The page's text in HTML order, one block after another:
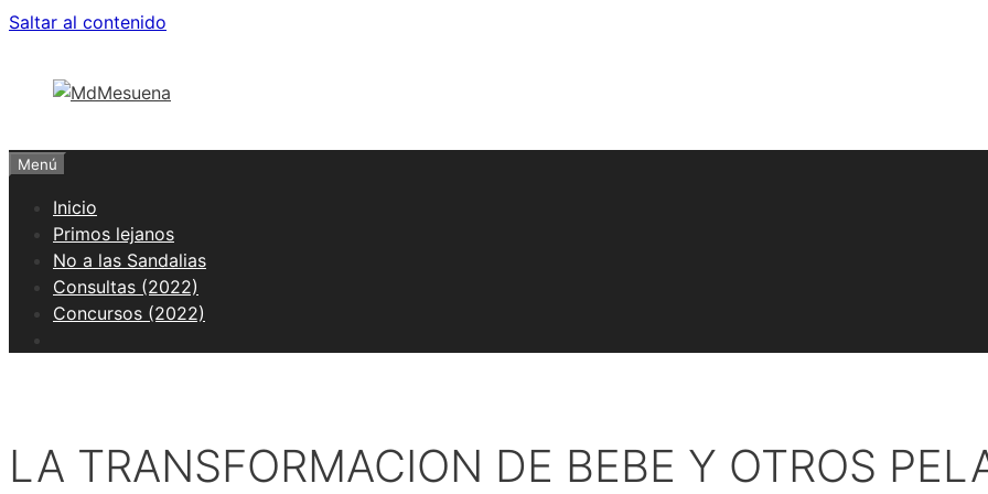
Saltar al contenido
Menú
Inicio
Primos lejanos
No a las Sandalias
Consultas (2022)
Concursos (2022)
LA TRANSFORMACION DE BEBE Y OTROS